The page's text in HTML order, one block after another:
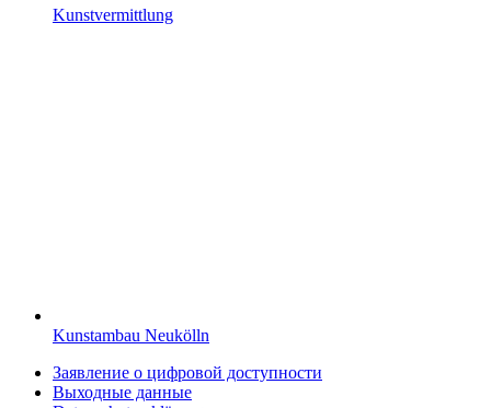
Kunstvermittlung
Kunstambau Neukölln
Заявление о цифровой доступности
Выходные данные